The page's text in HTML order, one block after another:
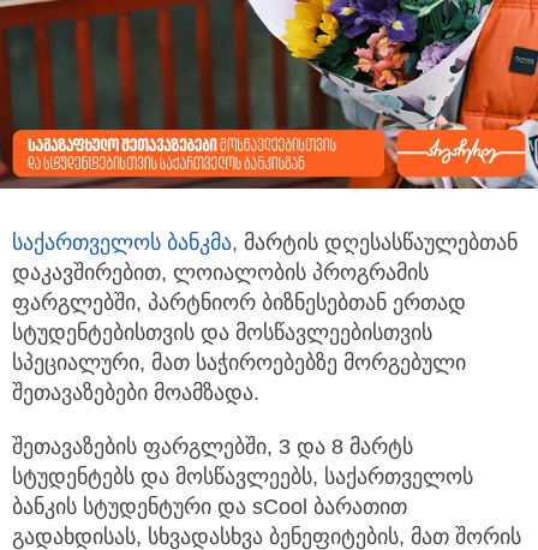
საქართველოს ბანკმა, მარტის დღესასწაულებთან
დაკავშირებით, ლოიალობის პროგრამის
ფარგლებში, პარტნიორ ბიზნესებთან ერთად
სტუდენტებისთვის და მოსწავლეებისთვის
სპეციალური, მათ საჭიროებებზე მორგებული
შეთავაზებები მოამზადა.
შეთავაზების ფარგლებში, 3 და 8 მარტს
სტუდენტებს და მოსწავლეებს, საქართველოს
ბანკის სტუდენტური და sCool ბარათით
გადახდისას, სხვადასხვა ბენეფიტების, მათ შორის